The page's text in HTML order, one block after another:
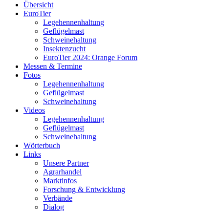
Übersicht
EuroTier
Legehennenhaltung
Geflügelmast
Schweinehaltung
Insektenzucht
EuroTier 2024: Orange Forum
Messen & Termine
Fotos
Legehennenhaltung
Geflügelmast
Schweinehaltung
Videos
Legehennenhaltung
Geflügelmast
Schweinehaltung
Wörterbuch
Links
Unsere Partner
Agrarhandel
Marktinfos
Forschung & Entwicklung
Verbände
Dialog